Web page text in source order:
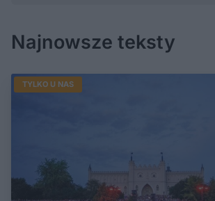
Najnowsze teksty
TYLKO U NAS